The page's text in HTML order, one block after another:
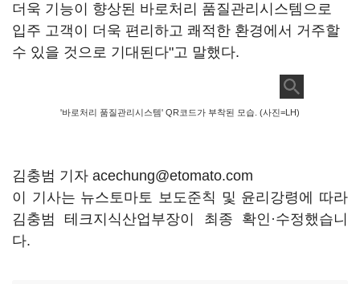
더욱 기능이 향상된 바로처리 품질관리시스템으로
입주 고객이 더욱 편리하고 쾌적한 환경에서 거주할
수 있을 것으로 기대된다"고 말했다.
'바로처리 품질관리시스템' QR코드가 부착된 모습. (사진=LH)
김충범 기자 acechung@etomato.com
이 기사는 뉴스토마토 보도준칙 및 윤리강령에 따라
김충범 테크지식산업부장이 최종 확인·수정했습니
다.